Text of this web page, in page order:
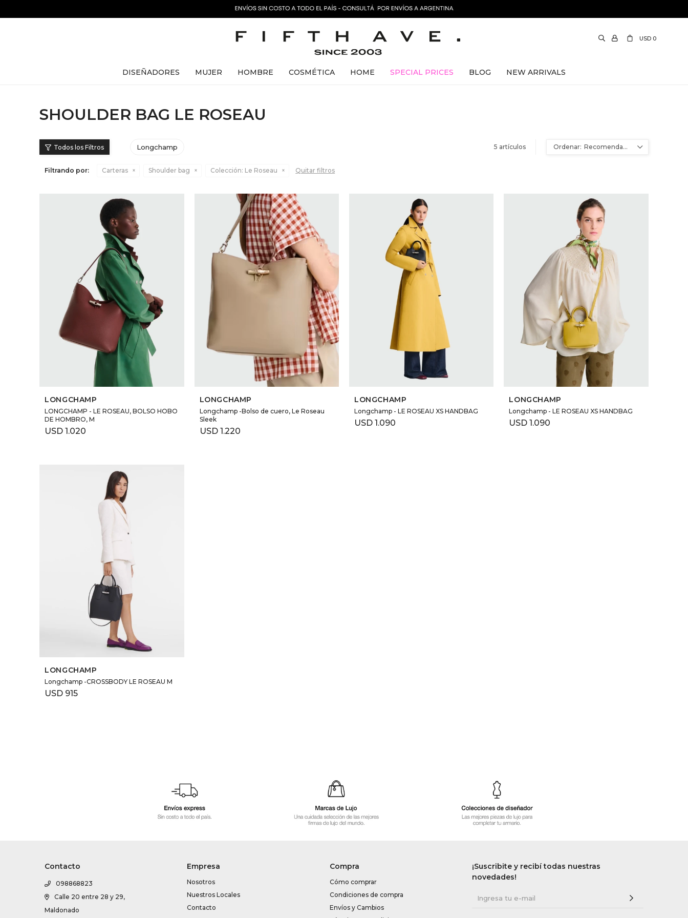
DISEÑADORES MUJER HOMBRE COSMÉTICA HOME SPECIAL PRICES BLOG NEW ARRIVALS
USD 0
SHOULDER BAG LE ROSEAU
Longchamp 5 artículos Recomendados
Filtrando por: Carteras Shoulder bag Colección: Le Roseau Quitar filtros
SELECCIONAR TALLE
LONGCHAMP
LONGCHAMP - LE ROSEAU, BOLSO HOBO
DE HOMBRO, M
USD 1.020
SELECCIONAR TALLE
LONGCHAMP
Longchamp -Bolso de cuero, Le Roseau
Sleek
USD 1.220
SELECCIONAR TALLE
LONGCHAMP
Longchamp - LE ROSEAU XS HANDBAG
USD 1.090
SELECCIONAR TALLE
LONGCHAMP
Longchamp - LE ROSEAU XS HANDBAG
USD 1.090
SELECCIONAR TALLE
LONGCHAMP
Longchamp -CROSSBODY LE ROSEAU M
USD 915
Contacto
098868823
Calle 20 entre 28 y 29,
Maldonado
Empresa
Nosotros
Nuestros Locales
Contacto
Compra
Cómo comprar
Condiciones de compra
Envíos y Cambios
¡Suscribite y recibí todas nuestras
novedades!